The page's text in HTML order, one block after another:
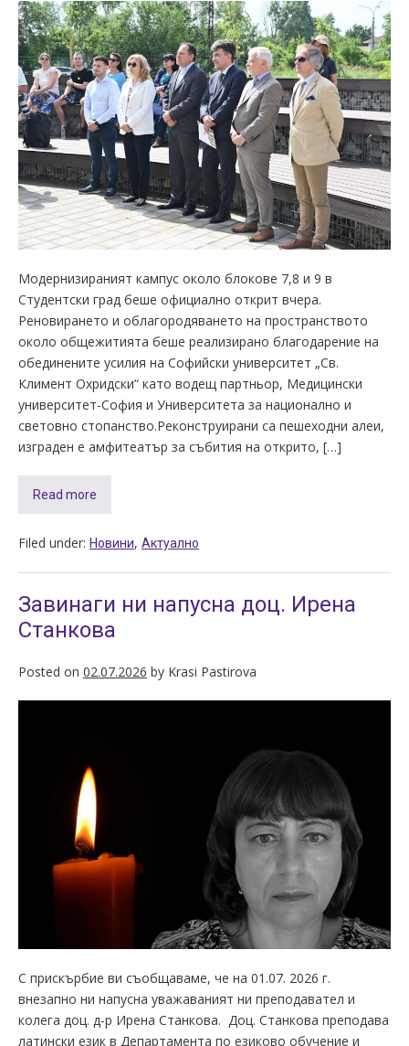
Модернизираният кампус около блокове 7,8 и 9 в
Студентски град беше официално открит вчера.
Реновирането и облагородяването на пространството
около общежитията беше реализирано благодарение на
обединените усилия на Софийски университет „Св.
Климент Охридски“ като водещ партньор, Медицински
университет-София и Университета за национално и
световно стопанство.Реконструирани са пешеходни алеи,
изграден е амфитеатър за събития на открито, […]
Read more
Filed under: Новини, Актуално
Завинаги ни напусна доц. Ирена
Станкова
Posted on 02.07.2026 by Krasi Pastirova
С прискърбие ви съобщаваме, че на 01.07. 2026 г.
внезапно ни напусна уважаваният ни преподавател и
колега доц. д-р Ирена Станкова. Доц. Станкова преподава
латински език в Департамента по езиково обучение и